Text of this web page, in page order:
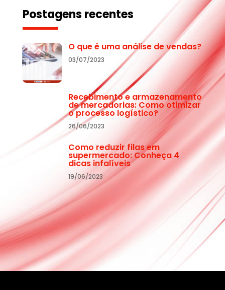
Postagens recentes
O que é uma análise de vendas?
03/07/2023
Recebimento e armazenamento
de mercadorias: Como otimizar
o processo logístico?
26/06/2023
Como reduzir filas em
supermercado: Conheça 4
dicas infalíveis
19/06/2023